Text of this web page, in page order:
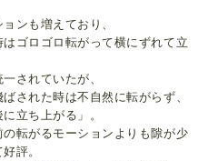
ンも増えており、
ゴロゴロ転がって横にずれて立
されていたが、
された時は不自然に転がらず、
立ち上がる」。
転がるモーションよりも隙が少
評。